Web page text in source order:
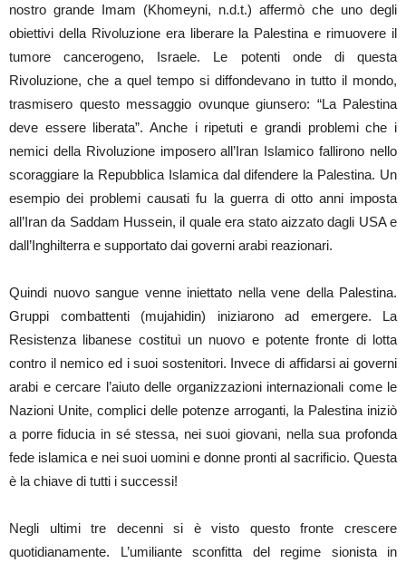
nostro grande Imam (Khomeyni, n.d.t.) affermò che uno degli
obiettivi della Rivoluzione era liberare la Palestina e rimuovere il
tumore cancerogeno, Israele. Le potenti onde di questa
Rivoluzione, che a quel tempo si diffondevano in tutto il mondo,
trasmisero questo messaggio ovunque giunsero: “La Palestina
deve essere liberata”. Anche i ripetuti e grandi problemi che i
nemici della Rivoluzione imposero all’Iran Islamico fallirono nello
scoraggiare la Repubblica Islamica dal difendere la Palestina. Un
esempio dei problemi causati fu la guerra di otto anni imposta
all’Iran da Saddam Hussein, il quale era stato aizzato dagli USA e
dall’Inghilterra e supportato dai governi arabi reazionari.
Quindi nuovo sangue venne iniettato nella vene della Palestina.
Gruppi combattenti (mujahidin) iniziarono ad emergere. La
Resistenza libanese costituì un nuovo e potente fronte di lotta
contro il nemico ed i suoi sostenitori. Invece di affidarsi ai governi
arabi e cercare l’aiuto delle organizzazioni internazionali come le
Nazioni Unite, complici delle potenze arroganti, la Palestina iniziò
a porre fiducia in sé stessa, nei suoi giovani, nella sua profonda
fede islamica e nei suoi uomini e donne pronti al sacrificio. Questa
è la chiave di tutti i successi!
Negli ultimi tre decenni si è visto questo fronte crescere
quotidianamente. L’umiliante sconfitta del regime sionista in